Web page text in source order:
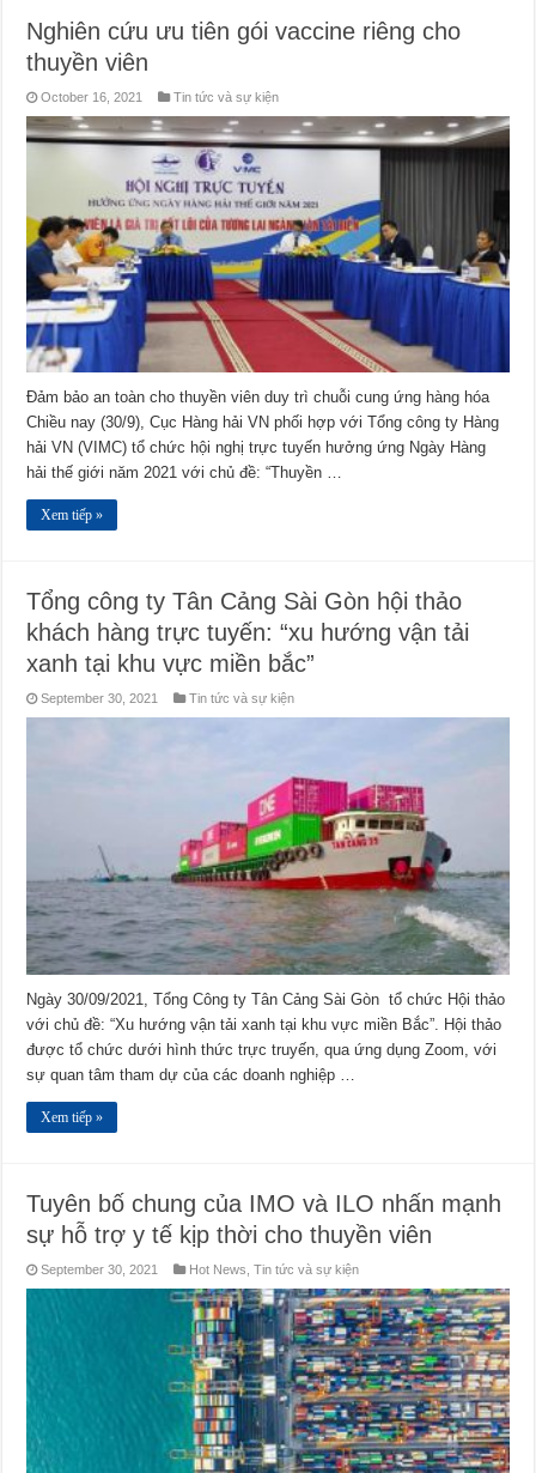
Nghiên cứu ưu tiên gói vaccine riêng cho
thuyền viên
October 16, 2021 Tin tức và sự kiện
Đảm bảo an toàn cho thuyền viên duy trì chuỗi cung ứng hàng hóa
Chiều nay (30/9), Cục Hàng hải VN phối hợp với Tổng công ty Hàng
hải VN (VIMC) tổ chức hội nghị trực tuyến hưởng ứng Ngày Hàng
hải thế giới năm 2021 với chủ đề: “Thuyền …
Xem tiếp »
Tổng công ty Tân Cảng Sài Gòn hội thảo
khách hàng trực tuyến: “xu hướng vận tải
xanh tại khu vực miền bắc”
September 30, 2021 Tin tức và sự kiện
Ngày 30/09/2021, Tổng Công ty Tân Cảng Sài Gòn tổ chức Hội thảo
với chủ đề: “Xu hướng vận tải xanh tại khu vực miền Bắc”. Hội thảo
được tổ chức dưới hình thức trực truyến, qua ứng dụng Zoom, với
sự quan tâm tham dự của các doanh nghiệp …
Xem tiếp »
Tuyên bố chung của IMO và ILO nhấn mạnh
sự hỗ trợ y tế kịp thời cho thuyền viên
September 30, 2021 Hot News ,Tin tức và sự kiện